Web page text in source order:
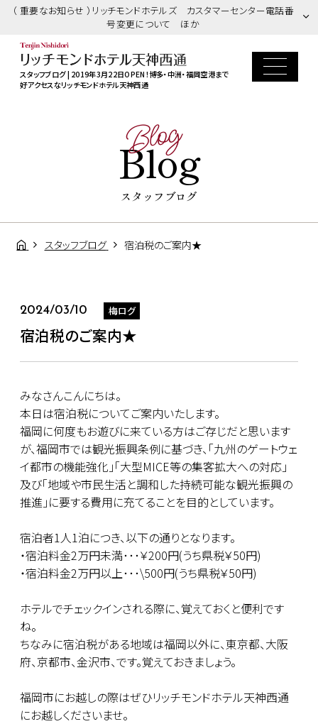
（ 重要なお知らせ ）リッチモンドホテルズ カスタマーセンター電話番
号変更について ほか
スタッフブログ | 2019年3月22日OPEN！博多・中洲・福岡空港まで
好アクセスなリッチモンドホテル天神西通
Blog
Blog
スタッフブログ
スタッフブログ 宿泊税のご案内★
2024/03/10 梅ログ
宿泊税のご案内★
みなさんこんにちは。
本日は宿泊税についてご案内いたします。
福岡に何度もお遊びに来ている方はご存じだと思います
が、福岡市では観光振興条例に基づき、「九州のゲートウェ
イ都市の機能強化」「大型MICE等の集客拡大への対応」
及び「地域や市民生活と調和した持続可能な観光振興の
推進」に要する費用に充てることを目的としています。
宿泊者1人1泊につき、以下の通りとなります。
・宿泊料金2万円未満･･･￥200円(うち県税￥50円)
・宿泊料金2万円以上･･･\500円(うち県税￥50円)
ホテルでチェックインされる際に、覚えておくと便利です
ね。
ちなみに宿泊税がある地域は福岡以外に、東京都、大阪
府、京都市、金沢市、です。覚えておきましょう。
福岡市にお越しの際はぜひリッチモンドホテル天神西通
にお越しくださいませ。